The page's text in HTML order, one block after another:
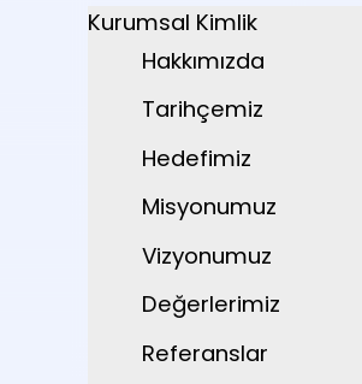
Kurumsal Kimlik
Hakkımızda
Tarihçemiz
Hedefimiz
Misyonumuz
Vizyonumuz
Değerlerimiz
Referanslar